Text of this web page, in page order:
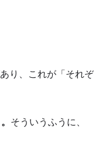
り、これが「それぞ
そういうふうに、